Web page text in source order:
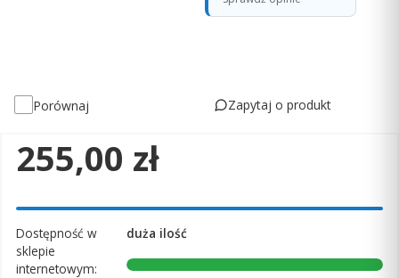
Porównaj Zapytaj o produkt
Cena
255,00 zł
Dostępność w
sklepie
internetowym:
duża ilość